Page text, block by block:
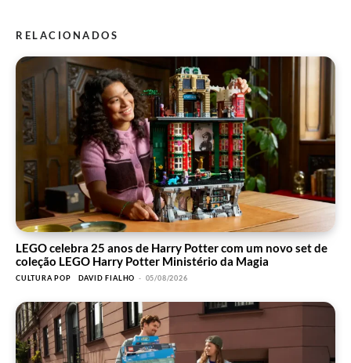
RELACIONADOS
LEGO celebra 25 anos de Harry Potter com um novo set de
coleção LEGO Harry Potter Ministério da Magia
CULTURA POP DAVID FIALHO - 05/08/2026